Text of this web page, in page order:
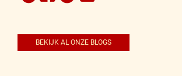
BEKIJK AL ONZE BLOGS